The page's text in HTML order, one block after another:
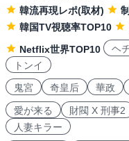
韓流再現レポ(取材)
韓国TV視聴率TOP10
Netflix世界TOP10
ヘ
トンイ
鬼宮
奇皇后 華政
愛が来る 財閥 X 刑事2
人妻キラー